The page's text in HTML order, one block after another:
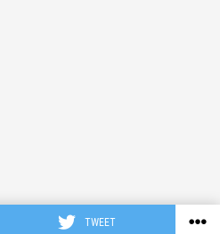
TWEET